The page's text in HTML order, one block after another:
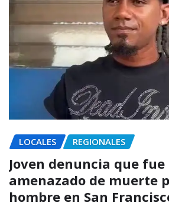
LOCALES REGIONALES
Joven denuncia que
amenazado de muerte
hombre en San